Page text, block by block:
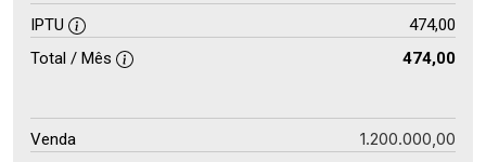
IPTU
474,00
Total / Mês
474,00
Venda 1.200.000,00